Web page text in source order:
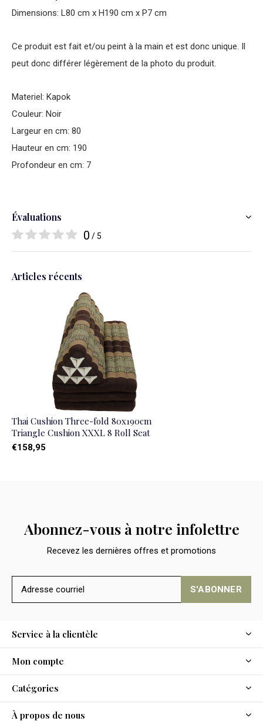
Dimensions: L80 cm x H190 cm x P7 cm
Ce produit est fait et/ou peint à la main et est donc unique. Il
peut donc différer légèrement de la photo du produit.
Materiel: Kapok
Couleur: Noir
Largeur en cm: 80
Hauteur en cm: 190
Profondeur en cm: 7
Évaluations
0 / 5
Articles récents
Thai Cushion Three-fold 80x190cm
Triangle Cushion XXXL 8 Roll Seat
€158,95
Abonnez-vous à notre infolettre
Recevez les dernières offres et promotions
S'ABONNER
Service à la clientèle
Mon compte
Catégories
À propos de nous